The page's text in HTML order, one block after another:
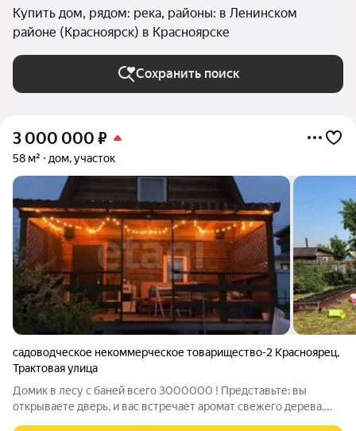
Купить дом, рядом: река, районы: в Ленинском
районе (Красноярск) в Красноярске
Сохранить поиск
3 000 000 ₽
58 м² дом, участок
садоводческое некоммерческое товарищество-2 Красноярец,
Трактовая улица
Домик в лесу с баней всего 3000000 ! Представьте: вы
открываете дверь, и вас встречает аромат свежего дерева.